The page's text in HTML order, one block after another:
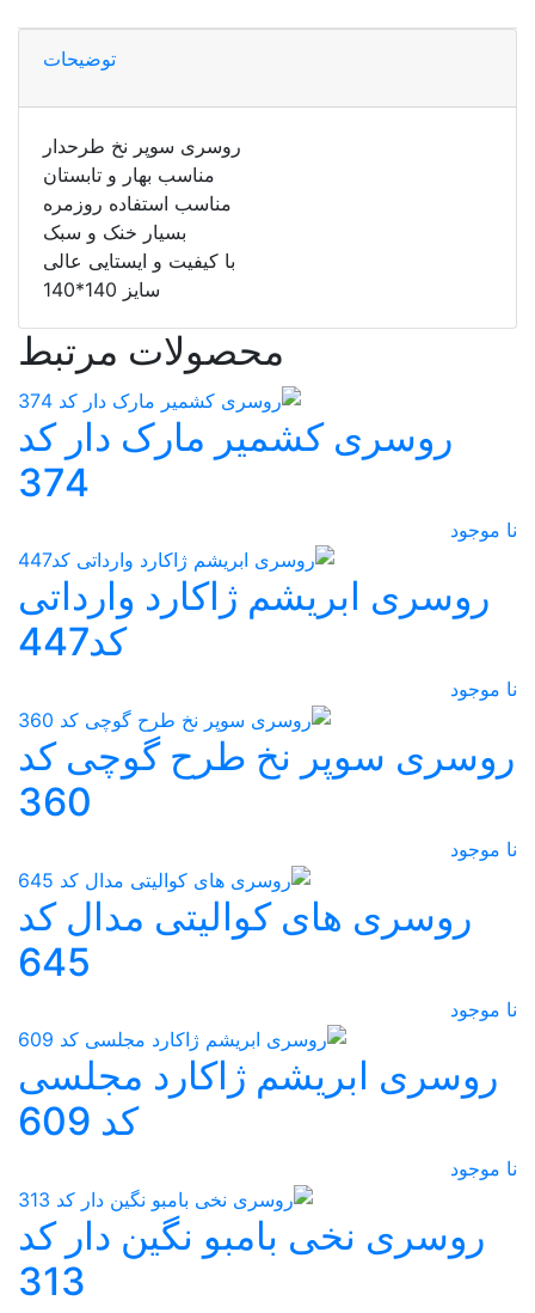
توضیحات
روسری سوپر نخ طرحدار
مناسب بهار و تابستان
مناسب استفاده روزمره
بسیار خنک و سبک
با کیفیت و ایستایی عالی
سایز 140*140
محصولات مرتبط
روسری کشمیر مارک دار کد
374
نا موجود
روسری ابریشم ژاکارد وارداتی
کد447
نا موجود
روسری سوپر نخ طرح گوچی کد
360
نا موجود
روسری های کوالیتی مدال کد
645
نا موجود
روسری ابریشم ژاکارد مجلسی
کد 609
نا موجود
روسری نخی بامبو نگین دار کد
313